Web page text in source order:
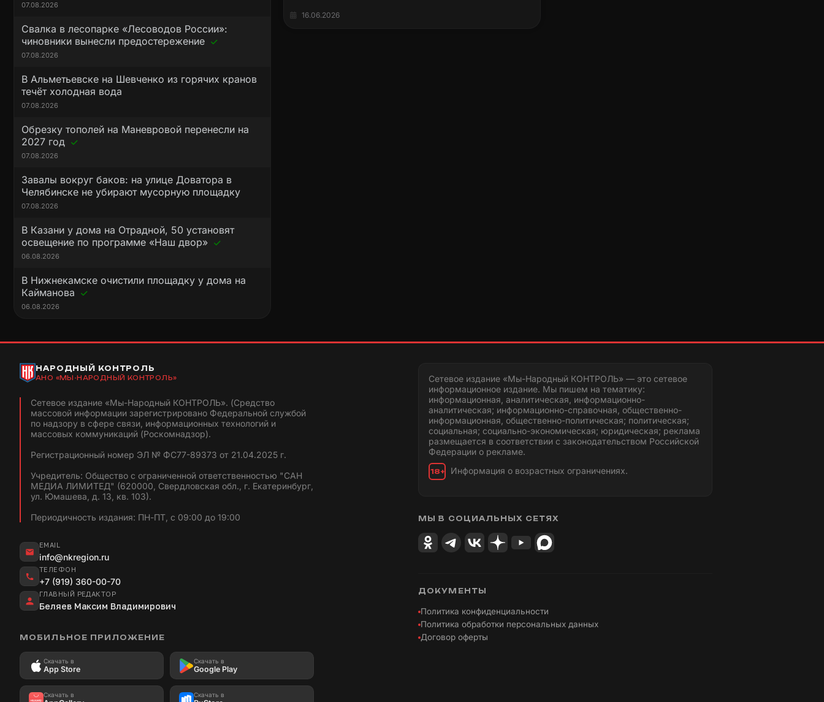
07.08.2026
Свалка в лесопарке «Лесоводов России»:
чиновники вынесли предостережение
07.08.2026
В Альметьевске на Шевченко из горячих кранов
течёт холодная вода
07.08.2026
Обрезку тополей на Маневровой перенесли на
2027 год
07.08.2026
Завалы вокруг баков: на улице Доватора в
Челябинске не убирают мусорную площадку
07.08.2026
В Казани у дома на Отрадной, 50 установят
освещение по программе «Наш двор»
06.08.2026
В Нижнекамске очистили площадку у дома на
Кайманова
06.08.2026
16.06.2026
НАРОДНЫЙ КОНТРОЛЬ
АНО «МЫ-НАРОДНЫЙ КОНТРОЛЬ»
Сетевое издание «Мы-Народный КОНТРОЛЬ». (Средство
массовой информации зарегистрировано Федеральной службой
по надзору в сфере связи, информационных технологий и
массовых коммуникаций (Роскомнадзор).
Регистрационный номер ЭЛ № ФС77-89373 от 21.04.2025 г.
Учредитель: Общество с ограниченной ответственностью "САН
МЕДИА ЛИМИТЕД" (620000, Свердловская обл., г. Екатеринбург,
ул. Юмашева, д. 13, кв. 103).
Периодичность издания: ПН-ПТ, с 09:00 до 19:00
EMAIL
info@nkregion.ru
ТЕЛЕФОН
+7 (919) 360-00-70
ГЛАВНЫЙ РЕДАКТОР
Беляев Максим Владимирович
МОБИЛЬНОЕ ПРИЛОЖЕНИЕ
Скачать в
App Store
Скачать в
Google Play
Скачать в Скачать в
Сетевое издание «Мы-Народный КОНТРОЛЬ» — это сетевое
информационное издание. Мы пишем на тематику:
информационная, аналитическая, информационно-
аналитическая; информационно-справочная, общественно-
информационная, общественно-политическая; политическая;
социальная; социально-экономическая; юридическая; реклама
размещается в соответствии с законодательством Российской
Федерации о рекламе.
18+ Информация о возрастных ограничениях.
МЫ В СОЦИАЛЬНЫХ СЕТЯХ
ДОКУМЕНТЫ
Политика конфиденциальности
Политика обработки персональных данных
Договор оферты